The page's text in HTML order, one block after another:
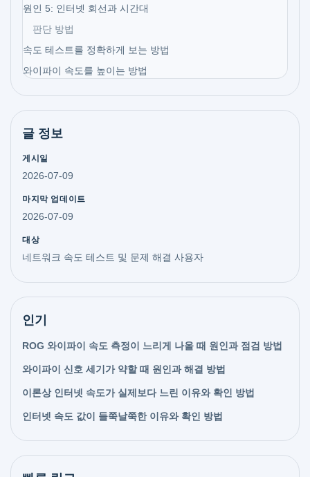
원인 5: 인터넷 회선과 시간대
판단 방법
속도 테스트를 정확하게 보는 방법
와이파이 속도를 높이는 방법
글 정보
게시일
2026-07-09
마지막 업데이트
2026-07-09
대상
네트워크 속도 테스트 및 문제 해결 사용자
인기
ROG 와이파이 속도 측정이 느리게 나올 때 원인과 점검 방법
와이파이 신호 세기가 약할 때 원인과 해결 방법
이론상 인터넷 속도가 실제보다 느린 이유와 확인 방법
인터넷 속도 값이 들쭉날쭉한 이유와 확인 방법